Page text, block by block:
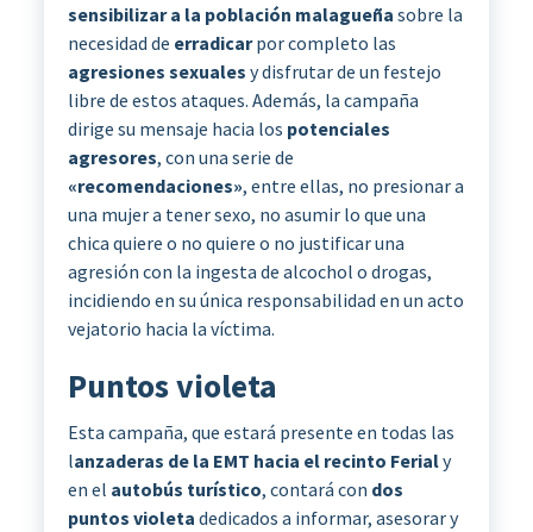
sensibilizar a la población malagueña sobre la
necesidad de erradicarpor completo las
agresiones sexuales y disfrutar de un festejo
libre de estos ataques. Además, la campaña
dirige su mensaje hacia los potenciales
agresores, con una serie de
«recomendaciones», entre ellas, no presionar a
una mujer a tener sexo, no asumir lo que una
chica quiere o no quiere o no justificar una
agresión con la ingesta de alcochol o drogas,
incidiendo en su única responsabilidad en un acto
vejatorio hacia la víctima.
Puntos violeta
Esta campaña, que estará presente en todas las
lanzaderas de la EMT hacia el recinto Ferialy
en el autobús turístico, contará con dos
puntos violeta dedicados a informar, asesorar y